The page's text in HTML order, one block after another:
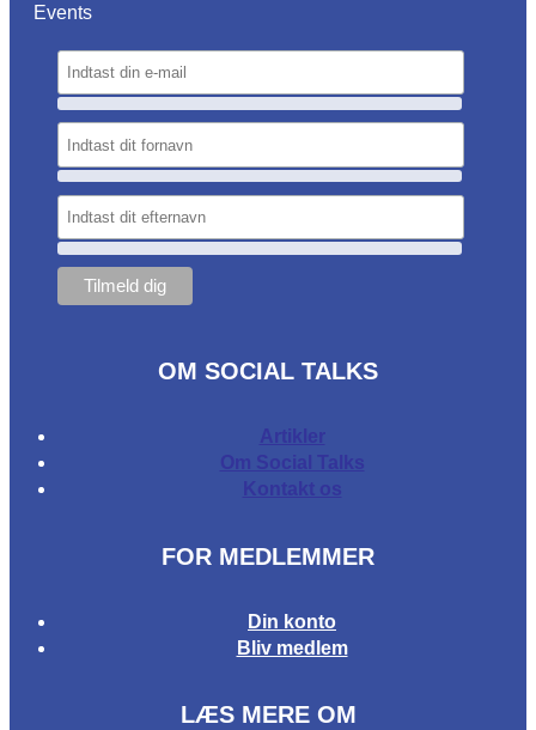
Events
OM SOCIAL TALKS
Artikler
Om Social Talks
Kontakt os
FOR MEDLEMMER
Din konto
Bliv medlem
LÆS MERE OM